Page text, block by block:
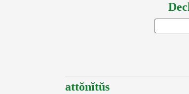
attŏnĭtŭs